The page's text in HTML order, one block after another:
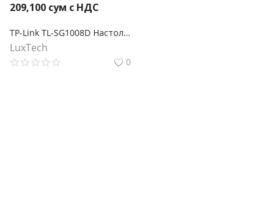
209,100 сум с НДС
TP-Link TL-SG1008D Настольный коммутатор с 8 гигабитными портами
LuxTech
0